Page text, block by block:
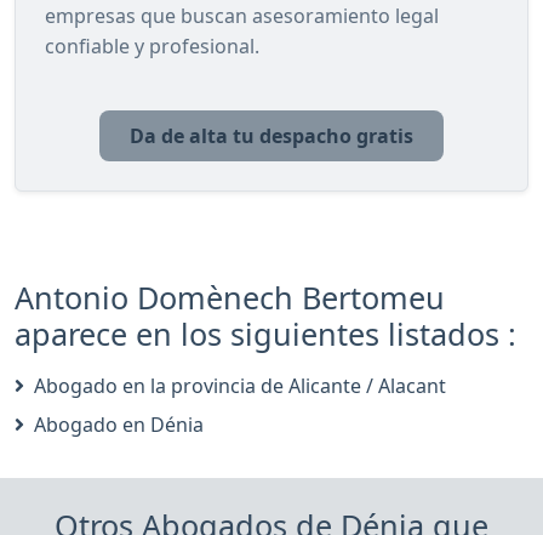
empresas que buscan asesoramiento legal
confiable y profesional.
Da de alta tu despacho gratis
Antonio Domènech Bertomeu
aparece en los siguientes listados :
Abogado en la provincia de Alicante / Alacant
Abogado en Dénia
Otros Abogados de Dénia que